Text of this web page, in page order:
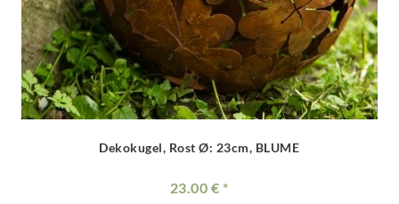
Dekokugel, Rost Ø: 23cm, BLUME
23.00 €